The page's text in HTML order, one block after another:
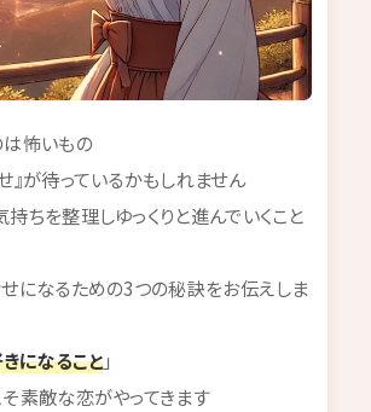
怖いもの
』が待っているかもしれません
ちを整理しゆっくりと進んでいくこと
になるための3つの秘訣をお伝えしま
になること」
素敵な恋がやってきます